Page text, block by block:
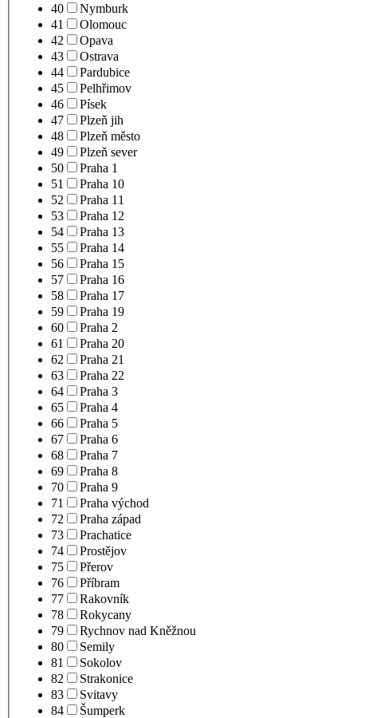
40
Nymburk
41
Olomouc
42
Opava
43
Ostrava
44
Pardubice
45
Pelhřimov
46
Písek
47
Plzeň jih
48
Plzeň město
49
Plzeň sever
50
Praha 1
51
Praha 10
52
Praha 11
53
Praha 12
54
Praha 13
55
Praha 14
56
Praha 15
57
Praha 16
58
Praha 17
59
Praha 19
60
Praha 2
61
Praha 20
62
Praha 21
63
Praha 22
64
Praha 3
65
Praha 4
66
Praha 5
67
Praha 6
68
Praha 7
69
Praha 8
70
Praha 9
71
Praha východ
72
Praha západ
73
Prachatice
74
Prostějov
75
Přerov
76
Příbram
77
Rakovník
78
Rokycany
79
Rychnov nad Kněžnou
80
Semily
81
Sokolov
82
Strakonice
83
Svitavy
84
Šumperk